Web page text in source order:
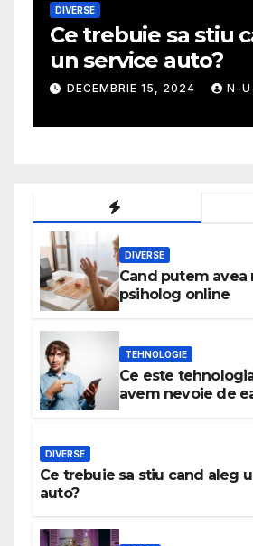
DIVERSE
Ce trebuie sa stiu
un service auto?
DECEMBRIE 15, 2024 N-
DIVERSE
Cand putem avea
psiholog online
TEHNOLOGIE
Ce este
avem nevoie de
DIVERSE
Ce trebuie sa stiu cand aleg
auto?